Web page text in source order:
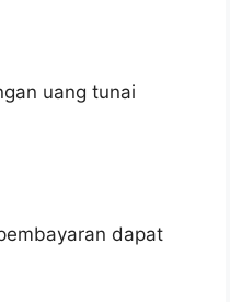
uang tunai
dapat